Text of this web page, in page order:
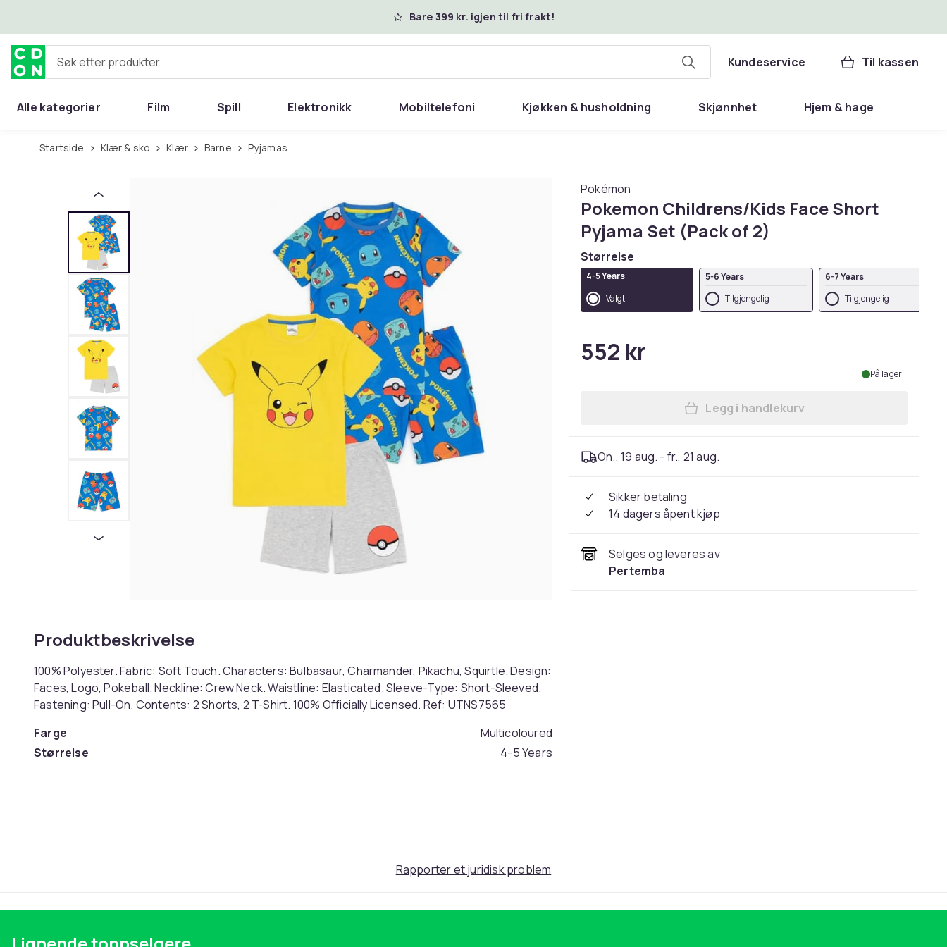
Bare 399 kr. igjen til fri frakt!
Søk etter produkter Kundeservice Til kassen
Alle kategorier Film Spill Elektronikk Mobiltelefoni Kjøkken & husholdning Skjønnhet Hjem & hage
Startside Klær & sko Klær Barne Pyjamas
Produktbeskrivelse
100% Polyester. Fabric: Soft Touch. Characters: Bulbasaur, Charmander, Pikachu, Squirtle. Design:
Faces, Logo, Pokeball. Neckline: Crew Neck. Waistline: Elasticated. Sleeve-Type: Short-Sleeved.
Fastening: Pull-On. Contents: 2 Shorts, 2 T-Shirt. 100% Officially Licensed. Ref: UTNS7565
Farge
Multicoloured
Størrelse
4-5 Years
Pokémon
Pokemon Childrens/Kids Face Short
Pyjama Set (Pack of 2)
Størrelse
4-5 Years
Valgt
5-6 Years
Tilgjengelig
6-7 Years
Tilgjengelig
552 kr
På lager
Legg Pokemon Childrens/Kids
Legg i handlekurv
On., 19 aug. - fr., 21 aug.
Sikker betaling
14 dagers åpent kjøp
Selges og leveres av
Pertemba
Rapporter et juridisk problem